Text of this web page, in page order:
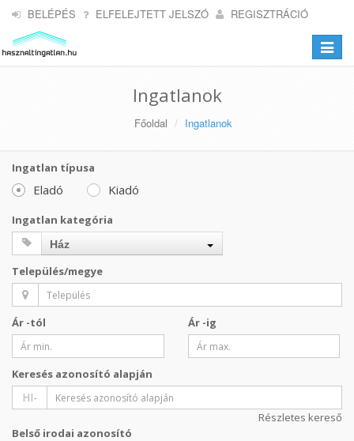
BELÉPÉS ELFELEJTETT JELSZÓ REGISZTRÁCIÓ
Toggle
Ingatlanok
Főoldal Ingatlanok
Ingatlan típusa
Eladó Kiadó
Ingatlan kategória
Ház
Település/megye
Ár -tól Ár -ig
Keresés azonosító alapján
HI-
Részletes kereső
Belső irodai azonosító